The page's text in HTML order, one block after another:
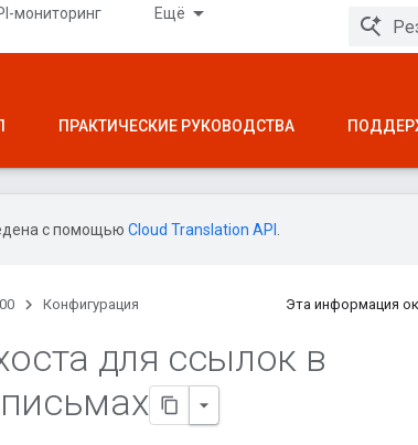
мониторинг Ещё
ПРАКТИЧЕСКИЕ РУКОВОДСТВА
с помощью Cloud Translation API
Конфигурация Эта информация
для ссылок в